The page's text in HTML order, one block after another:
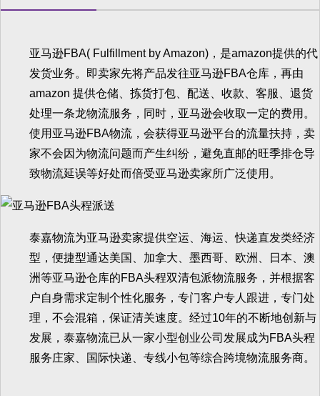
亚马逊FBA( Fulfillment by Amazon)，是amazon提供的代
发货业务。即卖家先将产品发往亚马逊FBA仓库，再由
amazon 提供仓储、拣货打包、配送、收款、客服、退货
处理一条龙物流服务，同时，亚马逊会收取一定的费用。
使用亚马逊FBA物流，会获得亚马逊平台的流量扶持，卖
家不会因为物流问题而产生纠纷，避免直邮的旺季排仓导
致物流延误等好处而倍受亚马逊卖家所广泛使用。
泰嘉物流为亚马逊卖家提供空运、海运、快递直发类经济
型，便捷型通达美国、加拿大、墨西哥、欧洲、日本、澳
洲等亚马逊仓库的FBA头程双清包派物流服务，并根据客
户自身需求定制个性化服务，专门客户专人跟进，专门处
理，不会混箱，保证清关速度。经过10年的不断地创新与
发展，泰嘉物流已从一家小型创业公司发展成为FBA头程
服务庄家、国际快递、专线小包等综合跨境物流服务商。